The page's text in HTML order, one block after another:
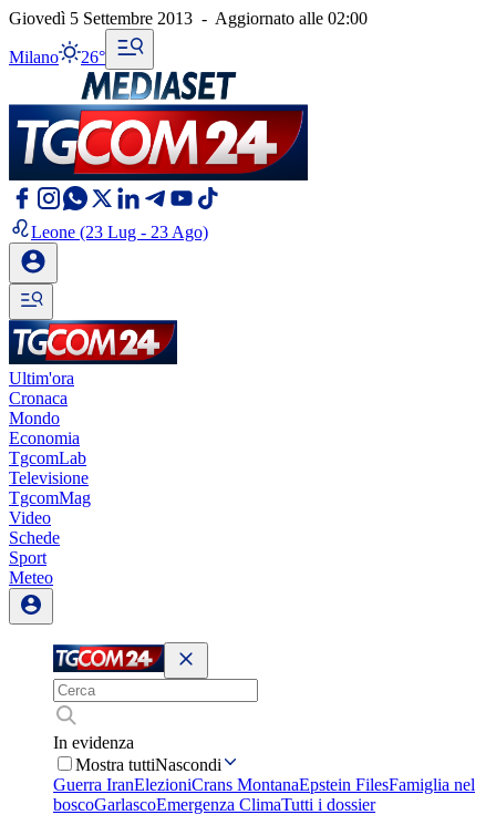
Giovedì 5 Settembre 2013 - Aggiornato alle 02:00
Milano 26°
Leone (23 Lug - 23 Ago)
Ultim'ora
Cronaca
Mondo
Economia
TgcomLab
Televisione
TgcomMag
Video
Schede
Sport
Meteo
In evidenza
Mostra tuttiNascondi
Guerra IranElezioniCrans MontanaEpstein FilesFamiglia nel
boscoGarlascoEmergenza ClimaTutti i dossier